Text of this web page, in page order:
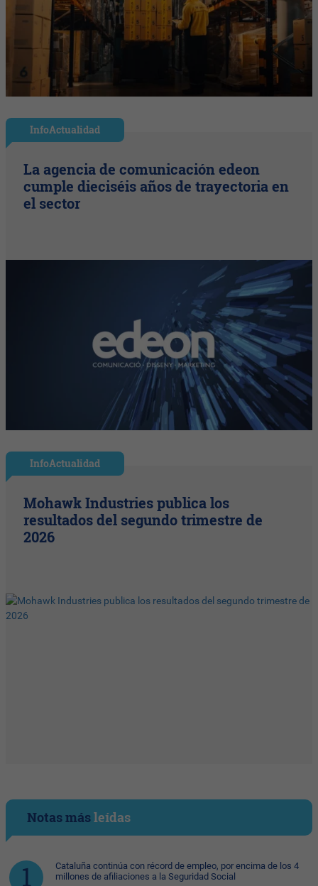
InfoActualidad
La agencia de comunicación edeon
cumple dieciséis años de trayectoria en
el sector
InfoActualidad
Mohawk Industries publica los
resultados del segundo trimestre de
2026
Notas másleídas
Cataluña continúa con récord de empleo, por encima de los 4
millones de afiliaciones a la Seguridad Social